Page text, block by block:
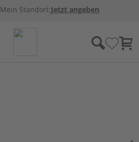
Mein Standort:Jetzt angeben